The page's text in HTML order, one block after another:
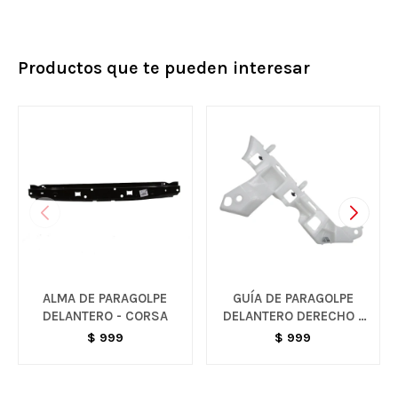
Productos que te pueden interesar
ALMA DE PARAGOLPE
DELANTERO - CORSA
$ 999
GUÍA DE PARAGOLPE
DELANTERO DERECHO -
MONTANA
$ 999